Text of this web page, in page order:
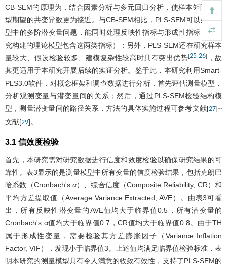
CB-SEM的原理为，结合因素分析与多元回归分析，使样本矩阵与模
型期望的共变异数更为接近。与CB-SEM相比，PLS-SEM可以处理模
型中的多阶潜变量问题，能同时处理反映性指标与形成性指标（本研
究构建的理论模型包含这两类指标）；另外，PLS-SEM还在研究样本
量较大、假设检验较多、建模复杂性较高时具有突出优势[25-26] ，故
其更适用于本研究开展后续的实证分析。鉴于此，本研究利用Smart-
PLS3.0软件，对概念框架和调查数据进行分析，首先评估测量模型，
分析观测变量与潜变量间的关系；然后，通过PLS-SEM检验结构模
型，测量潜变量间的路径关系，方法的具体实施过程可参考文献[27]~
文献[29]。
3.1 信效度检验
首先，本研究需对研究数据进行信度和效度检验以确保研究结果的可
靠性。 表3显示的是测量模型中所有变量的信度检验结果，包括克朗巴
哈系数（Cronbach's α）、综合信度（Composite Reliability, CR）和
平均方差提取值（Average Variance Extracted, AVE）。由表3可看
出，所有反映性潜变量的AVE值均大于临界值0.5，所有潜变量的
Cronbach's α值均大于临界值0.7，CR值均大于临界值0.8。由于TH
属于形成性变量，需要检验其方差膨胀因子（Variance Inflation
Factor, VIF），发现小于临界值3。上述值均满足临界值检验标准，表
明本研究的测量模型具有令人满意的收敛有效性，支持了PLS-SEM的